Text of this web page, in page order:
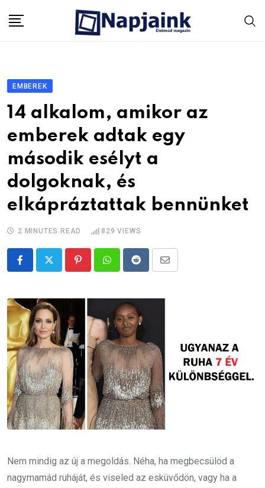
EMBEREK
14 alkalom, amikor az
emberek adtak egy
második esélyt a
dolgoknak, és
elkápráztattak bennünket
2 MINUTES READ 829 VIEWS
PinterestWhatsappRedditShare
Email
Nem mindig az új a megoldás. Néha, ha megbecsülöd a
nagymamád ruháját, és viseled az esküvődön, vagy ha a